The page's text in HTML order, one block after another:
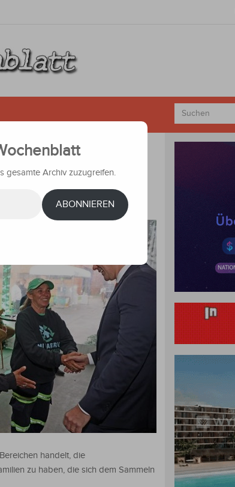
20.000
handelt, die
zu haben, die sich dem Sammeln
gesamte Archiv zuzugreifen.
ABONNIEREN